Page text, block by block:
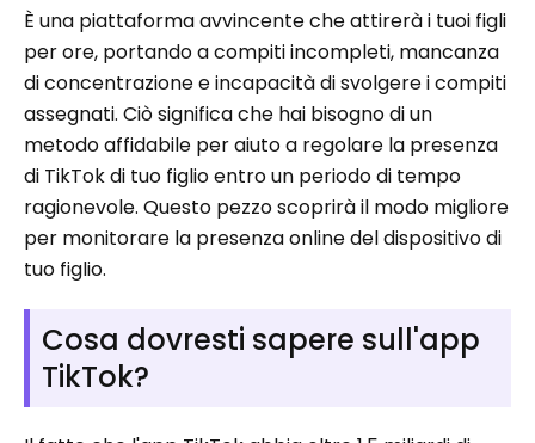
È una piattaforma avvincente che attirerà i tuoi figli
per ore, portando a compiti incompleti, mancanza
di concentrazione e incapacità di svolgere i compiti
assegnati. Ciò significa che hai bisogno di un
metodo affidabile per aiuto a regolare la presenza
di TikTok di tuo figlio entro un periodo di tempo
ragionevole. Questo pezzo scoprirà il modo migliore
per monitorare la presenza online del dispositivo di
tuo figlio.
Cosa dovresti sapere sull'app
TikTok?